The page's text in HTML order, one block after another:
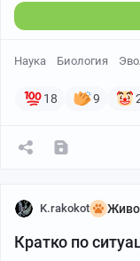
Наука Биология
18 9
K.rakokot
Кратко по